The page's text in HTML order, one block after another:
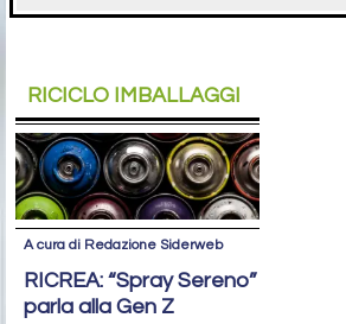
RICICLO IMBALLAGGI
A cura di Redazione Siderweb
RICREA: “Spray Sereno”
parla alla Gen Z